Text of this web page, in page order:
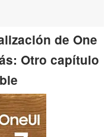
de One
Otro capítulo